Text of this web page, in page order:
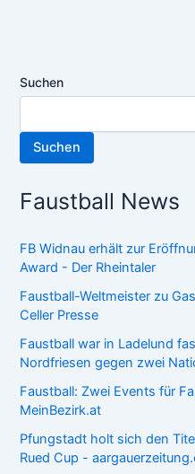
Suchen
Suchen
Faustball News
FB Widnau erhält zur
Award - Der Rheintaler
Faustball-Weltmeister zu
Celler Presse
Faustball war in Ladelund
Nordfriesen gegen zwei
Faustball: Zwei Events für
MeinBezirk.at
Pfungstadt holt sich den
Rued Cup -